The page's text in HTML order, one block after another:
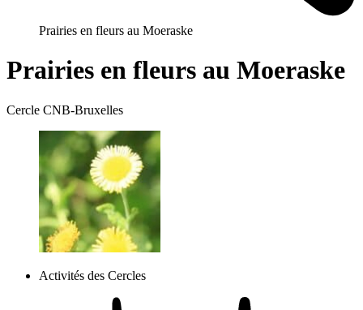
Prairies en fleurs au Moeraske
Prairies en fleurs au Moeraske
Cercle CNB-Bruxelles
Activités des Cercles